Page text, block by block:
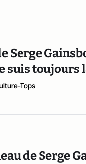
Serge
suis toujours
Tops
de Serge